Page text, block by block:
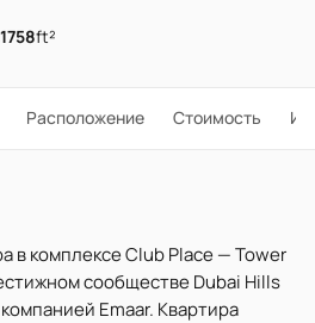
1758ft²
Расположение Стоимость
в комплексе Club Place — Tower
сообществе Dubai Hills
Emaar. Квартира